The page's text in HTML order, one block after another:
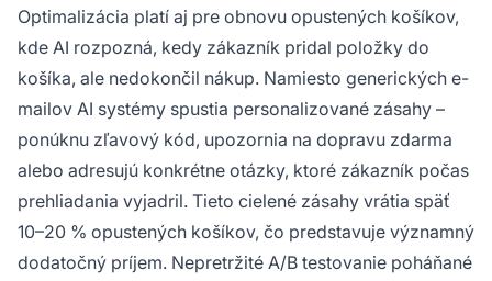
Optimalizácia platí aj pre obnovu opustených košíkov,
kde AI rozpozná, kedy zákazník pridal položky do
košíka, ale nedokončil nákup. Namiesto generických e-
mailov AI systémy spustia personalizované zásahy –
ponúknu zľavový kód, upozornia na dopravu zdarma
alebo adresujú konkrétne otázky, ktoré zákazník počas
prehliadania vyjadril. Tieto cielené zásahy vrátia späť
10–20 % opustených košíkov, čo predstavuje významný
dodatočný príjem. Nepretržité A/B testovanie poháňané